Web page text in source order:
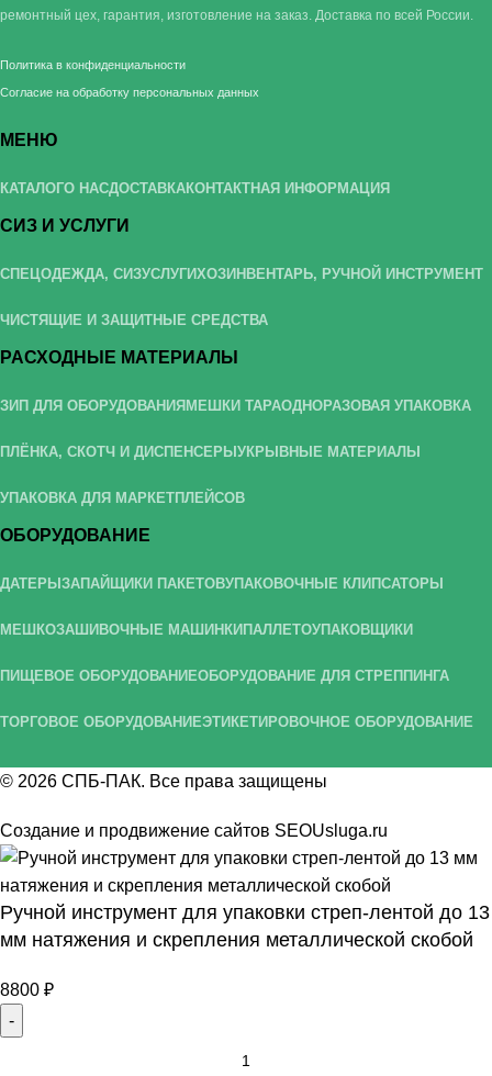
ремонтный цех, гарантия, изготовление на заказ. Доставка по всей России.
Политика в конфиденциальности
Согласие на обработку персональных данных
МЕНЮ
КАТАЛОГО НАСДОСТАВКАКОНТАКТНАЯ ИНФОРМАЦИЯ
СИЗ И УСЛУГИ
СПЕЦОДЕЖДА, СИЗУСЛУГИХОЗИНВЕНТАРЬ, РУЧНОЙ ИНСТРУМЕНТ
ЧИСТЯЩИЕ И ЗАЩИТНЫЕ СРЕДСТВА
РАСХОДНЫЕ МАТЕРИАЛЫ
ЗИП ДЛЯ ОБОРУДОВАНИЯМЕШКИ ТАРАОДНОРАЗОВАЯ УПАКОВКА
ПЛЁНКА, СКОТЧ И ДИСПЕНСЕРЫУКРЫВНЫЕ МАТЕРИАЛЫ
УПАКОВКА ДЛЯ МАРКЕТПЛЕЙСОВ
ОБОРУДОВАНИЕ
ДАТЕРЫЗАПАЙЩИКИ ПАКЕТОВУПАКОВОЧНЫЕ КЛИПСАТОРЫ
МЕШКОЗАШИВОЧНЫЕ МАШИНКИПАЛЛЕТОУПАКОВЩИКИ
ПИЩЕВОЕ ОБОРУДОВАНИЕОБОРУДОВАНИЕ ДЛЯ СТРЕППИНГА
ТОРГОВОЕ ОБОРУДОВАНИЕЭТИКЕТИРОВОЧНОЕ ОБОРУДОВАНИЕ
© 2026 СПБ-ПАК. Все права защищены
Создание и продвижение сайтов SEOUsluga.ru
Ручной инструмент для упаковки стреп-лентой до 13
мм натяжения и скрепления металлической скобой
8800 ₽